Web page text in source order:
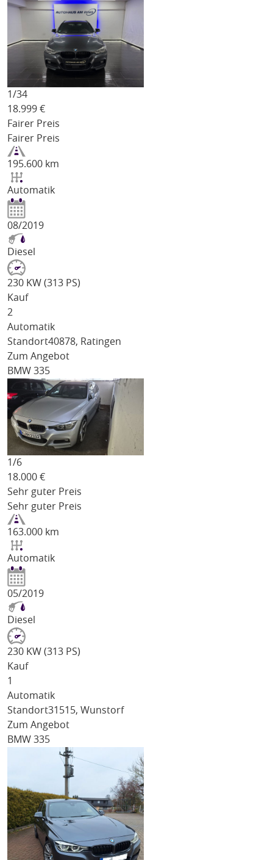
1/34
18.999 €
Fairer Preis
Fairer Preis
195.600 km
Automatik
08/2019
Diesel
230 KW (313 PS)
Kauf
2
Automatik
Standort40878, Ratingen
Zum Angebot
BMW 335
1/6
18.000 €
Sehr guter Preis
Sehr guter Preis
163.000 km
Automatik
05/2019
Diesel
230 KW (313 PS)
Kauf
1
Automatik
Standort31515, Wunstorf
Zum Angebot
BMW 335